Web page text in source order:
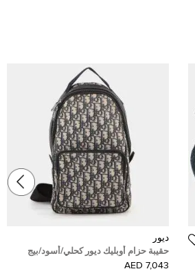
ديور
حقيبة حزام أوبليك ديور كحلي/أسود/بيج
قماش وجلد
7,043 AED